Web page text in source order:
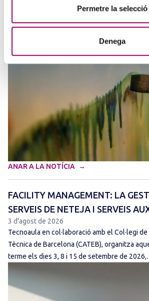
Permetre la selecció
Denega
La creativitat torna a ser protagonista amb el
la Comissió d’Acció Social del Col·legi. Si
través de l’art i vols compartir la teva…
ANAR A LA NOTÍCIA
FACILITY MANAGEMENT: LA
SERVEIS DE NETEJA I SERVEIS
3 d'agost de 2026
Tecnoaula en col·laboració amb el Col·legi
Tècnica de Barcelona (CATEB), organitza
terme els dies 3, 8 i 15 de setembre de